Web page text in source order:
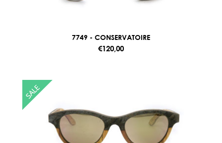
7749 - CONSERVATOIRE
€120,00